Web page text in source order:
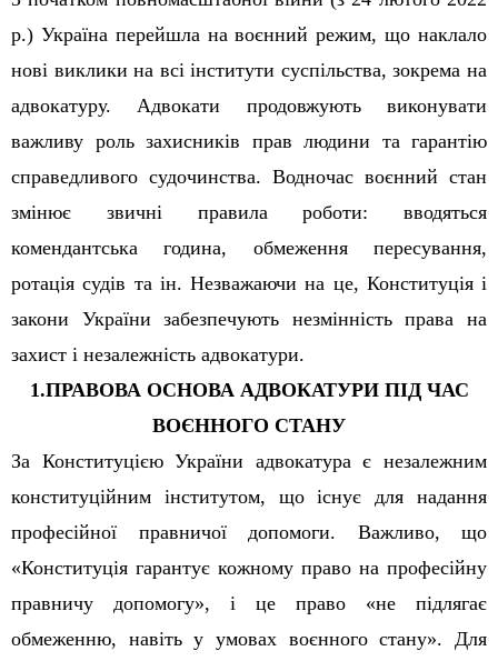
р.) Україна перейшла на воєнний режим, що наклало
нові виклики на всі інститути суспільства, зокрема на
адвокатуру. Адвокати продовжують виконувати
важливу роль захисників прав людини та гарантію
справедливого судочинства. Водночас воєнний стан
змінює звичні правила роботи: вводяться
комендантська година, обмеження пересування,
ротація судів та ін. Незважаючи на це, Конституція і
закони України забезпечують незмінність права на
захист і незалежність адвокатури.
1.ПРАВОВА ОСНОВА АДВОКАТУРИ ПІД ЧАС
ВОЄННОГО СТАНУ
За Конституцією України адвокатура є незалежним
конституційним інститутом, що існує для надання
професійної правничої допомоги. Важливо, що
«Конституція гарантує кожному право на професійну
правничу допомогу», і це право «не підлягає
обмеженню, навіть у умовах воєнного стану». Для